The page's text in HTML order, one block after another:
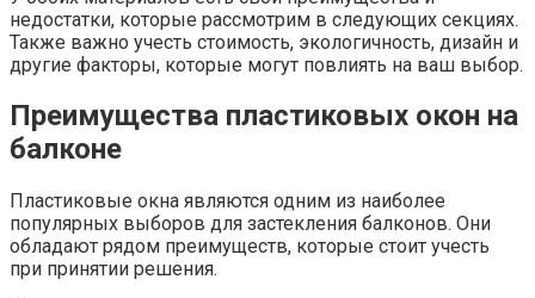
недостатки, которые рассмотрим в следующих секциях.​
Также важно учесть стоимость, экологичность, дизайн и
другие факторы, которые могут повлиять на ваш выбор.​
Преимущества пластиковых окон на
балконе
Пластиковые окна являются одним из наиболее
популярных выборов для застекления балконов.​ Они
обладают рядом преимуществ, которые стоит учесть
при принятии решения.